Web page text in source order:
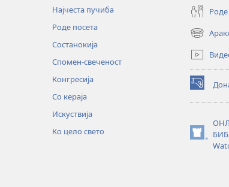
Најчеста пучиба
Роде посета
Состанокија
Спомен-свеченост
Конгресија
Со кераја
Искуствија
Ко цело свето
Роде
(opens
new
window)
(opens
new
(opens